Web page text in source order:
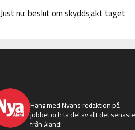
Just nu: beslut om skyddsjakt taget
Häng med Nyans redaktion på
jobbet och ta del av allt det senaste
från Åland!